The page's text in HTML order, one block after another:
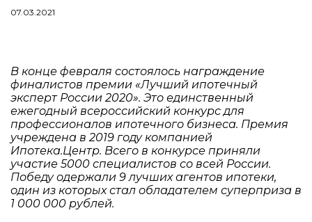
07.03.2021
В конце февраля состоялось награждение
финалистов премии «Лучший ипотечный
эксперт России 2020». Это единственный
ежегодный всероссийский конкурс для
профессионалов ипотечного бизнеса. Премия
учреждена в 2019 году компанией
Ипотека.Центр. Всего в конкурсе приняли
участие 5000 специалистов со всей России.
Победу одержали 9 лучших агентов ипотеки,
один из которых стал обладателем суперприза в
1 000 000 рублей.